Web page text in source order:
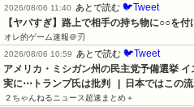
2026/08/06 11:40
あとで読む 🐦Tweet
【ヤバすぎ】路上で相手の持ち物に○○を
オレ的ゲーム速報＠刃
2026/08/06 10:59
あとで読む 🐦Tweet
アメリカ・ミシガン州の民主党予備選挙
実に⋯トランプ氏は批判   |  日本ではこの
２ちゃんねるニュース超速まとめ＋